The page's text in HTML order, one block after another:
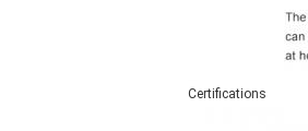
Certifications